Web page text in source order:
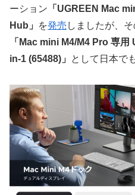
ーション 「UGREEN Mac
Hub」
を発売 しましたが、
「Mac mini M4/M4 Pro 専
in-1 (65488)」
として日本で